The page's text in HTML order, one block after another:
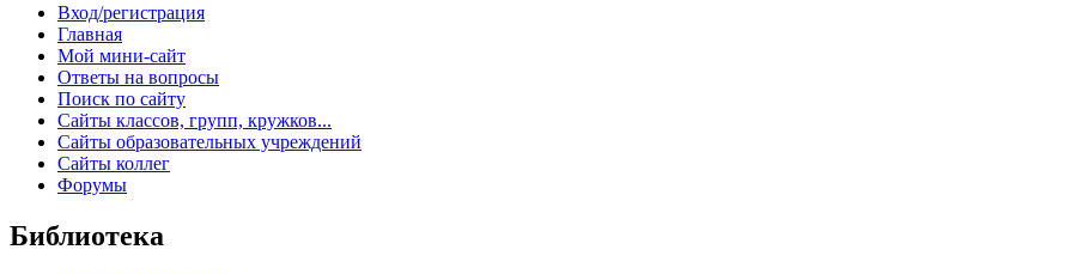
Вход/регистрация
Главная
Мой мини-сайт
Ответы на вопросы
Поиск по сайту
Сайты классов, групп, кружков...
Сайты образовательных учреждений
Сайты коллег
Форумы
Библиотека